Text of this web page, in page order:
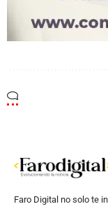
Faro Digital no solo te